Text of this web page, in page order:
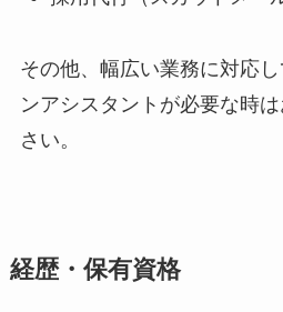
その他、幅広い業務に対応
ンアシスタントが必要な時
さい。
経歴・保有資格